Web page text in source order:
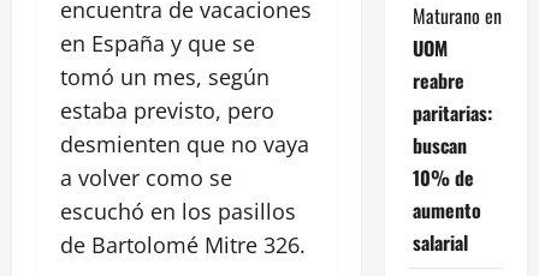
encuentra de vacaciones
en España y que se
tomó un mes, según
estaba previsto, pero
desmienten que no vaya
a volver como se
escuchó en los pasillos
de Bartolomé Mitre 326.
Maturano en
UOM
reabre
paritarias:
buscan
10% de
aumento
salarial